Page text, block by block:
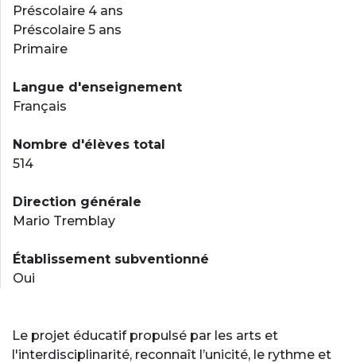
Préscolaire 4 ans
Préscolaire 5 ans
Primaire
Langue d'enseignement
Français
Nombre d'élèves total
514
Direction générale
Mario Tremblay
Établissement subventionné
Oui
Le projet éducatif propulsé par les arts et
l'interdisciplinarité, reconnaît l’unicité, le rythme et